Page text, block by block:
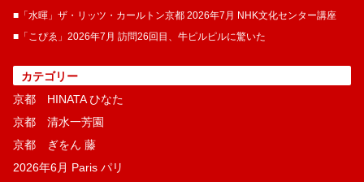
■「水暉」ザ・リッツ・カールトン京都 2026年7月 NHK文化センター講座
■「こぴゑ」2026年7月 訪問26回目、牛ピルピルに驚いた
カテゴリー
京都 HINATA ひなた
京都 清水一芳園
京都 ぎをん 藤
2026年6月 Paris パリ